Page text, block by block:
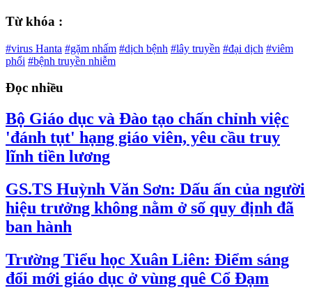
Từ khóa :
#virus Hanta #gặm nhấm #dịch bệnh #lây truyền #đại dịch #viêm
phổi #bệnh truyền nhiễm
Đọc nhiều
Bộ Giáo dục và Đào tạo chấn chỉnh việc
'đánh tụt' hạng giáo viên, yêu cầu truy
lĩnh tiền lương
GS.TS Huỳnh Văn Sơn: Dấu ấn của người
hiệu trưởng không nằm ở số quy định đã
ban hành
Trường Tiểu học Xuân Liên: Điểm sáng
đổi mới giáo dục ở vùng quê Cổ Đạm